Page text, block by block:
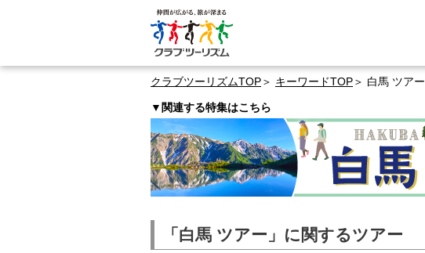
クラブツーリズムTOP キーワードTOP 白馬 ツアー
▼関連する特集はこちら
「白馬 ツアー」に関するツアー